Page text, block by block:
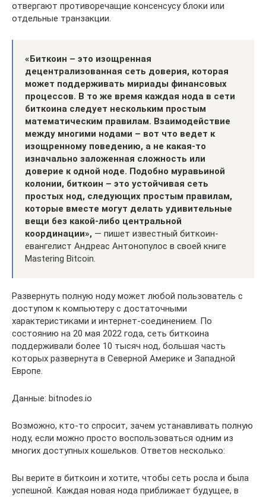
отвергают противоречащие консенсусу блоки или
отдельные транзакции.
«Биткоин – это изощренная
децентрализованная сеть доверия, которая
может поддерживать мириады финансовых
процессов. В то же время каждая нода в сети
биткоина следует нескольким простым
математическим правилам. Взаимодействие
между многими нодами – вот что ведет к
изощренному поведению, а не какая-то
изначально заложенная сложность или
доверие к одной ноде. Подобно муравьиной
колонии, биткоин – это устойчивая сеть
простых нод, следующих простым правилам,
которые вместе могут делать удивительные
вещи без какой-либо центральной
координации», — пишет известный биткоин-
евангелист Андреас Антонопулос в своей книге
Mastering Bitcoin.
Развернуть полную ноду может любой пользователь с
доступом к компьютеру с достаточными
характеристиками и интернет-соединением. По
состоянию на 20 мая 2022 года, сеть биткоина
поддерживали более 10 тысяч нод, большая часть
которых развернута в Северной Америке и Западной
Европе.
Данные: bitnodes.io
Возможно, кто-то спросит, зачем устанавливать полную
ноду, если можно просто воспользоваться одним из
многих доступных кошельков. Ответов несколько:
Вы верите в биткоин и хотите, чтобы сеть росла и была
успешной. Каждая новая нода приближает будущее, в